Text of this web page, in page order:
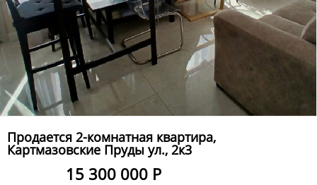
Продается 2-комнатная квартира,
Картмазовские Пруды ул., 2к3
15 300 000 Р